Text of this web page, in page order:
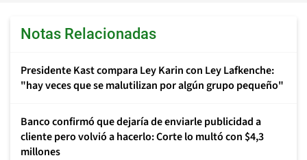
Notas Relacionadas
Presidente Kast compara Ley Karin con Ley Lafkenche:
"hay veces que se malutilizan por algún grupo pequeño"
Banco confirmó que dejaría de enviarle publicidad a
cliente pero volvió a hacerlo: Corte lo multó con $4,3
millones